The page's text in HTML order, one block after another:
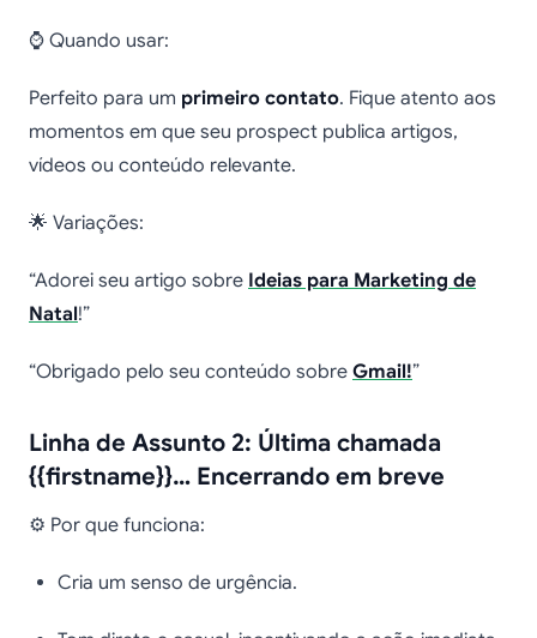
⌚ Quando usar:
Perfeito para um primeiro contato. Fique atento aos
momentos em que seu prospect publica artigos,
vídeos ou conteúdo relevante.
🌟 Variações:
“Adorei seu artigo sobre Ideias para Marketing de
Natal!”
“Obrigado pelo seu conteúdo sobre Gmail!”
Linha de Assunto 2: Última chamada
{{firstname}}… Encerrando em breve
⚙️ Por que funciona:
Cria um senso de urgência.